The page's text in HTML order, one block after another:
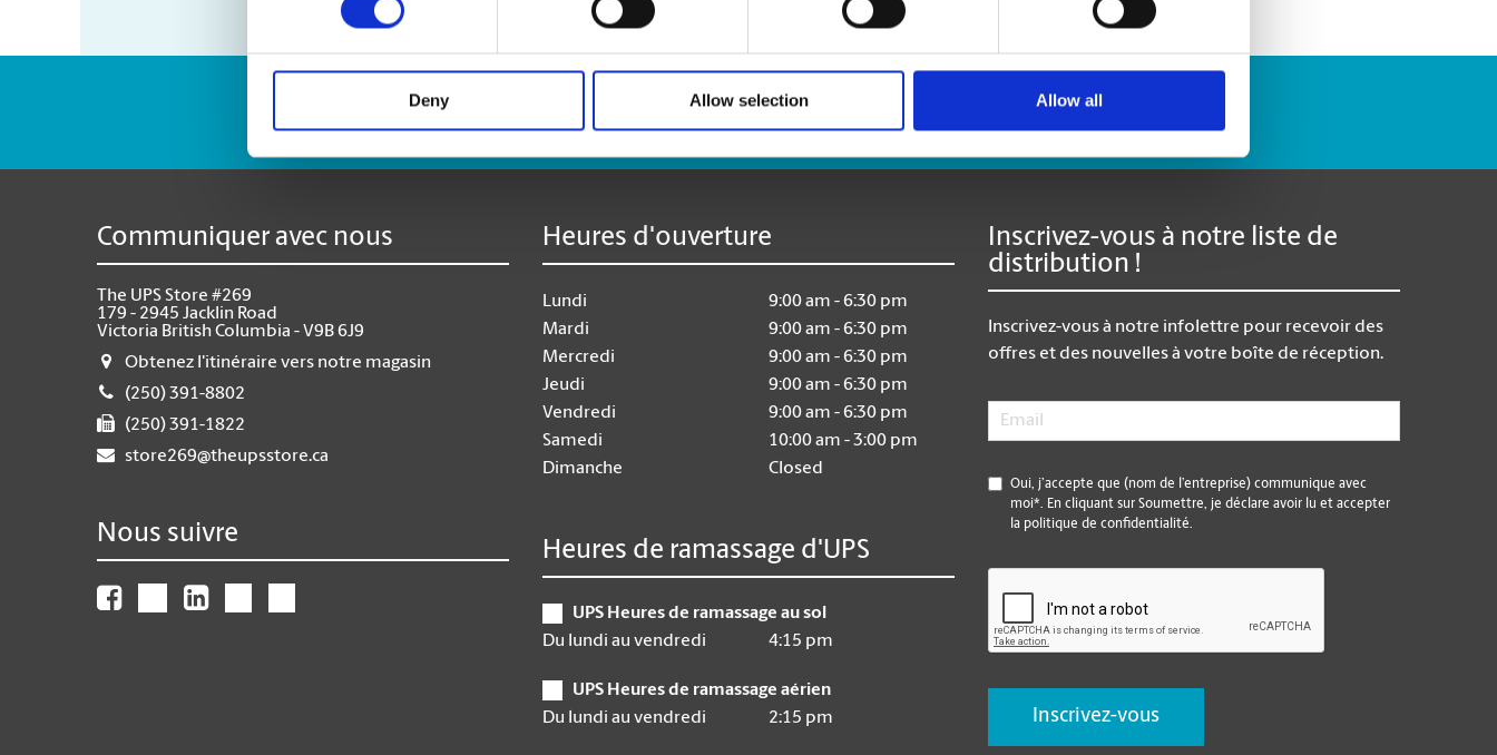
Deny Allow selection Allow all
Numéro de suivi : Repérer un envoi
Communiquer avec nous
The UPS Store #269
179 - 2945 Jacklin Road
Victoria British Columbia - V9B 6J9
Obtenez l'itinéraire vers notre magasin
(250) 391-8802
(250) 391-1822
store269@theupsstore.ca
Nous suivre
Heures d'ouverture
Lundi
9:00 am - 6:30 pm
Mardi
9:00 am - 6:30 pm
Mercredi
9:00 am - 6:30 pm
Jeudi
9:00 am - 6:30 pm
Vendredi
9:00 am - 6:30 pm
Samedi
10:00 am - 3:00 pm
Dimanche
Closed
Heures de ramassage d'UPS
UPS Heures de ramassage au sol
Du lundi au vendredi
4:15 pm
UPS Heures de ramassage aérien
Du lundi au vendredi
2:15 pm
Inscrivez-vous à notre liste de
distribution !
Inscrivez-vous à notre infolettre pour recevoir des
offres et des nouvelles à votre boîte de réception.
Email
* Oui, j’accepte que (nom de l’entreprise) communique avec
moi*. En cliquant sur Soumettre, je déclare avoir lu et accepter
la politique de confidentialité.